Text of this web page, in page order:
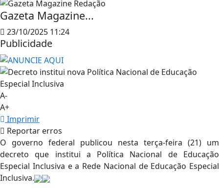
Gazeta Magazine...
23/10/2025 11:24
Publicidade
A-
A+
Imprimir
Reportar erros
O governo federal publicou nesta terça-feira (21) um
decreto que institui a Política Nacional de Educação
Especial Inclusiva e a Rede Nacional de Educação Especial
Inclusiva.